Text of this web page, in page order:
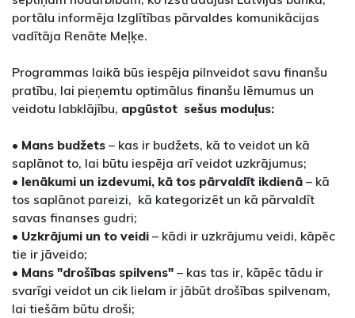
portālu informēja Izglītības pārvaldes komunikācijas
vadītāja Renāte Meļķe.
Programmas laikā būs iespēja pilnveidot savu finanšu
pratību, lai pieņemtu optimālus finanšu lēmumus un
veidotu labklājību, apgūstot sešus moduļus:
• Mans budžets – kas ir budžets, kā to veidot un kā
saplānot to, lai būtu iespēja arī veidot uzkrājumus;
• Ienākumi un izdevumi, kā tos pārvaldīt ikdienā – kā
tos saplānot pareizi, kā kategorizēt un kā pārvaldīt
savas finanses gudri;
• Uzkrājumi un to veidi – kādi ir uzkrājumu veidi, kāpēc
tie ir jāveido;
• Mans "drošības spilvens" – kas tas ir, kāpēc tādu ir
svarīgi veidot un cik lielam ir jābūt drošības spilvenam,
lai tiešām būtu droši;